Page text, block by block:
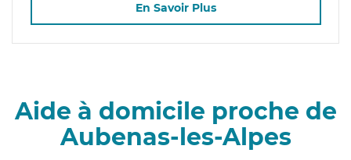
En Savoir Plus
Aide à domicile proche de
Aubenas-les-Alpes